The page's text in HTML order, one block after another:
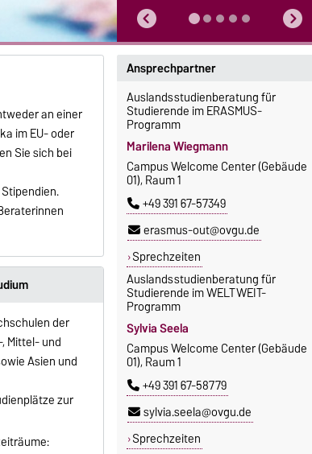
an einer
im EU- oder
Sie sich bei
der
Mittel- und
Asien und
zur
Ansprechpartner
Auslandsstudienberatung für
Studierende im ERASMUS-
Programm
Marilena Wiegmann
Campus Welcome Center (Gebäude
01), Raum 1
+49 391 67-57349
erasmus-out@ovgu.de
Sprechzeiten
Auslandsstudienberatung für
Studierende im WELTWEIT-
Programm
Sylvia Seela
Campus Welcome Center (Gebäude
01), Raum 1
+49 391 67-58779
sylvia.seela@ovgu.de
Sprechzeiten